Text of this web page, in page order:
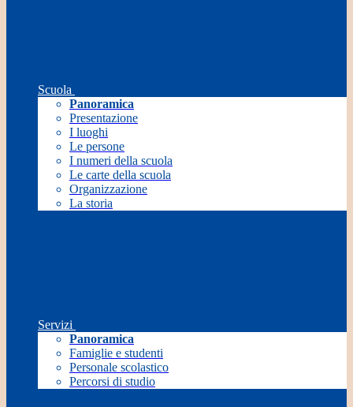
Scuola
Panoramica
Presentazione
I luoghi
Le persone
I numeri della scuola
Le carte della scuola
Organizzazione
La storia
Servizi
Panoramica
Famiglie e studenti
Personale scolastico
Percorsi di studio